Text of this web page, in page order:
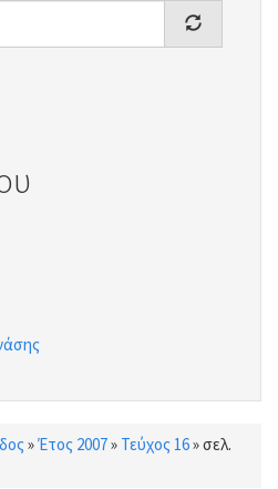
»Έτος 2007» Τεύχος 16»σελ.